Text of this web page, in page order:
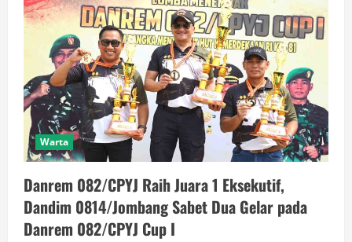
Warta
Danrem 082/CPYJ Raih Juara 1 Eksekutif,
Dandim 0814/Jombang Sabet Dua Gelar pada
Danrem 082/CPYJ Cup I